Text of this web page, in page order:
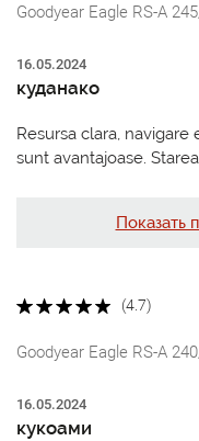
Goodyear Eagle RS-A
16.05.2024
куданако
Resursa clara,
sunt avantajoase.
Показать
(4.7)
Goodyear Eagle RS-A
16.05.2024
кукоами